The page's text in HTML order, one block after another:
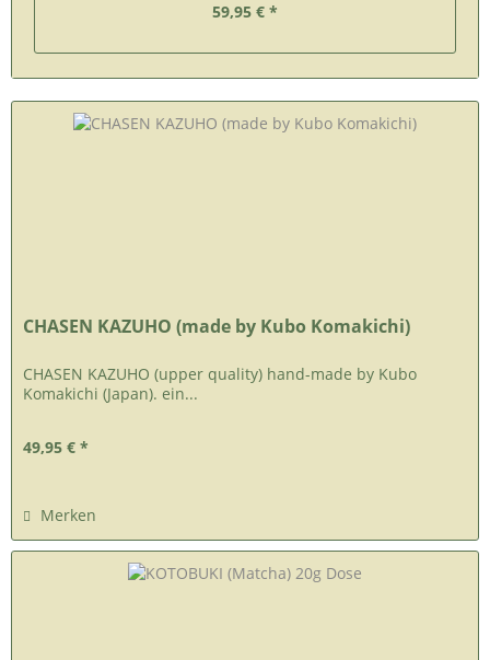
59,95 € *
CHASEN KAZUHO (made by Kubo Komakichi)
CHASEN KAZUHO (upper quality) hand-made by Kubo
Komakichi (Japan). ein...
49,95 € *
Merken